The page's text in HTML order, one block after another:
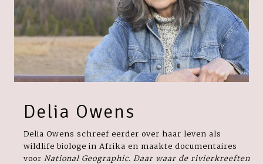
Delia Owens
Delia Owens schreef eerder over haar leven als
wildlife biologe in Afrika en maakte documentaires
voor National Geographic. Daar waar de rivierkreeften